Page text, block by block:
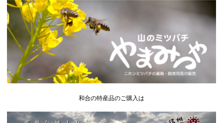
和合の特産品のご購入は